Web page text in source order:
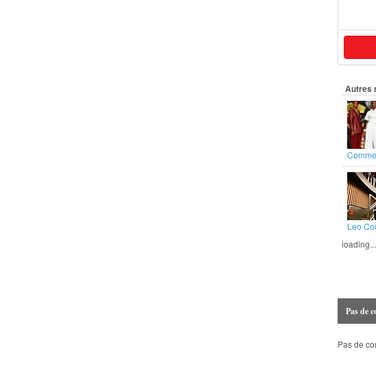
Autres
Leo
loading...
Pas de
Pas de